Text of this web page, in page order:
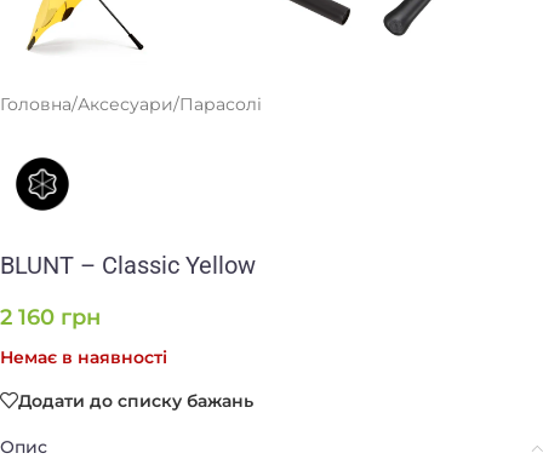
Головна/Аксесуари/Парасолі
BLUNT – Classic Yellow
2 160 грн
Немає в наявності
Додати до списку бажань
Опис